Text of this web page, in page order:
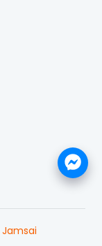
Jamsai